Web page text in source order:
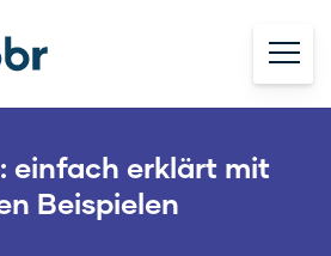
einfach erklärt mit
Beispielen